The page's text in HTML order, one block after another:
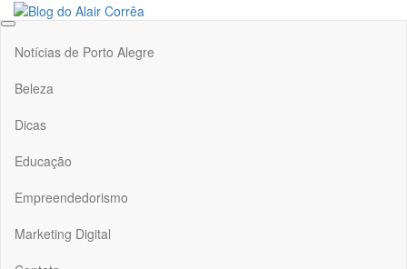
Skip
to
the
content
Blog do Alair Corrêa
Novidades Sobre Tecnologia, Marketing, Educação e Muito Mais…
Notícias de Porto Alegre
Beleza
Dicas
Educação
Empreendedorismo
Marketing Digital